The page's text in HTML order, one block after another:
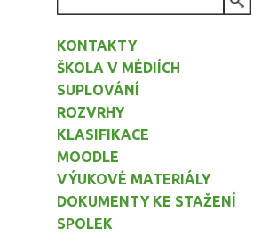
KONTAKTY
ŠKOLA V MÉDIÍCH
SUPLOVÁNÍ
ROZVRHY
KLASIFIKACE
MOODLE
VÝUKOVÉ MATERIÁLY
DOKUMENTY KE STAŽENÍ
SPOLEK